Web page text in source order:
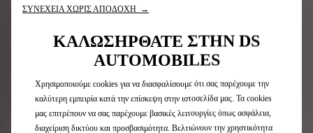
οδηγική εμπειρία χάρη κυρίως σε: Τηλεχειριστήρια,
ΣΥΝΕΧΕΙΑ ΧΩΡΙΣ ΑΠΟΔΟΧΗ →
ΚΑΛΩΣΗΡΘΑΤΕ ΣΤΗΝ DS
AUTOMOBILES
Χρησιμοποιούμε cookies για να διασφαλίσουμε ότι σας παρέχουμε την
καλύτερη εμπειρία κατά την επίσκεψη στην ιστοσελίδα μας. Τα cookies
μας επιτρέπουν να σας παρέχουμε βασικές λειτουργίες όπως ασφάλεια,
διαχείριση δικτύου και προσβασιμότητα. Βελτιώνουν την χρηστικότητα